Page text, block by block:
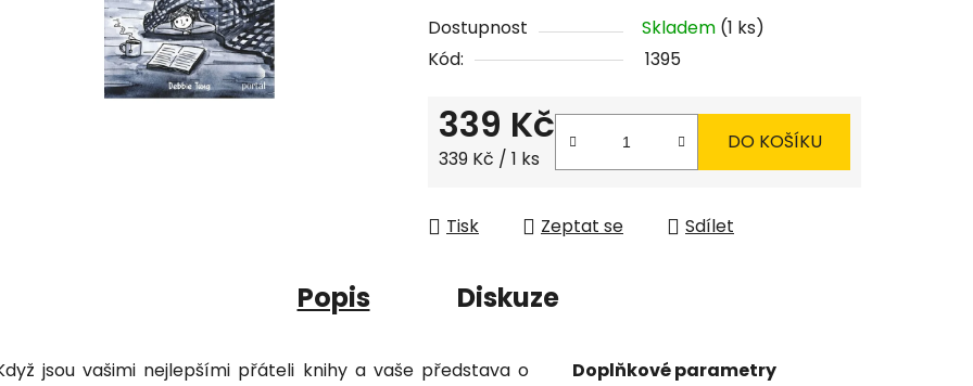
je
0,0
hvězdiček.
Dostupnost Skladem (1 ks)
Kód:
1395
339 Kč
Měrná cena:
339 Kč / 1 ks
DO KOŠÍKU
Tisk Zeptat se Sdílet
Popis Diskuze
jsou vašimi nejlepšími přáteli knihy a vaše představa o
Doplňkové parametry